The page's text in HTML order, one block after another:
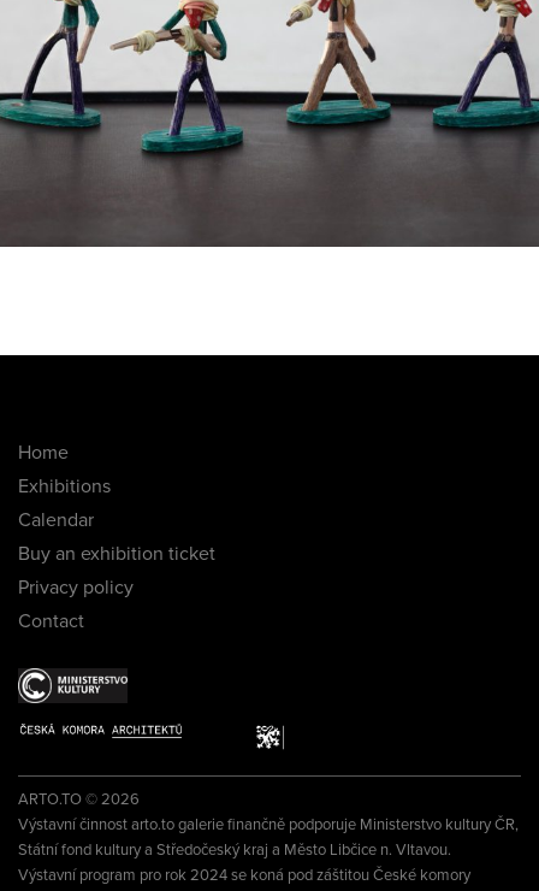
Home
Exhibitions
Calendar
Buy an exhibition ticket
Privacy policy
Contact
ARTO.TO © 2026
Výstavní činnost arto.to galerie finančně podporuje Ministerstvo kultury ČR,
Státní fond kultury a Středočeský kraj a Město Libčice n. Vltavou.
Výstavní program pro rok 2024 se koná pod záštitou České komory